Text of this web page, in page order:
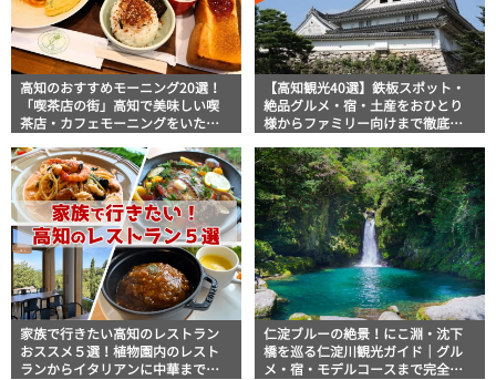
高知のおすすめモーニング20選！
「喫茶店の街」高知で美味しい喫
茶店・カフェモーニングをいただ
【高知観光40選】鉄板スポット・
絶品グルメ・宿・土産をおひとり
様からファミリー向けまで徹底解
家族で行きたい高知のレストラン
おススメ５選！植物園内のレスト
ランからイタリアンに中華まで楽
仁淀ブルーの絶景！にこ淵・沈下
橋を巡る仁淀川観光ガイド｜グル
メ・宿・モデルコースまで完全網